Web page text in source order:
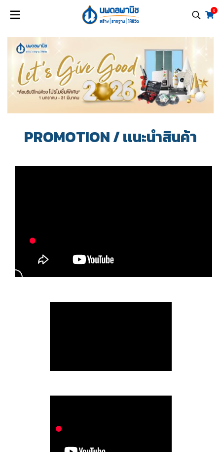
0
PROMOTION / เเนะนำสินค้า